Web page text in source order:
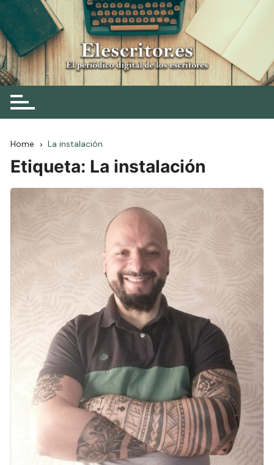
Skip
to
content
Elescritor.es
El periódico digital de los escritores
Home La instalación
Etiqueta: La instalación